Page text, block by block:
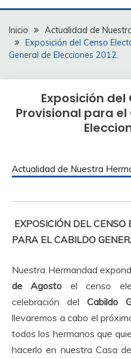
Inicio
Actualidad de
Exposición del Censo
General de Elecciones 2012.
Exposición del
Provisional para
Actualidad de Nuestra
EXPOSICIÓN DEL
PARA EL CABILDO
Nuestra Hermandad
de Agosto el censo
celebración del Cabildo
llevaremos a cabo el
todos los hermanos que
hacerlo en nuestra Casa